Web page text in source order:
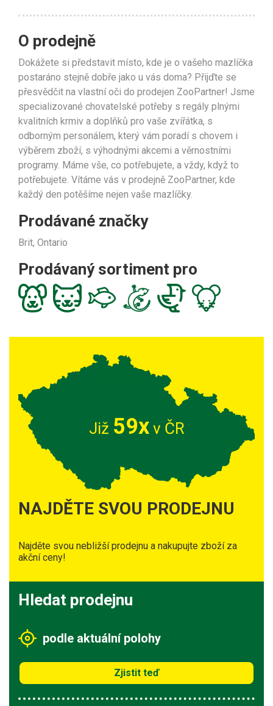
O prodejně
Dokážete si představit místo, kde je o vašeho mazlíčka
postaráno stejně dobře jako u vás doma? Přijďte se
přesvědčit na vlastní oči do prodejen ZooPartner! Jsme
specializované chovatelské potřeby s regály plnými
kvalitních krmiv a doplňků pro vaše zvířátka, s
odborným personálem, který vám poradí s chovem i
výběrem zboží, s výhodnými akcemi a věrnostními
programy. Máme vše, co potřebujete, a vždy, když to
potřebujete. Vítáme vás v prodejně ZooPartner, kde
každý den potěšíme nejen vaše mazlíčky.
Prodávané značky
Brit, Ontario
Prodávaný sortiment pro
Již 59xv ČR
NAJDĚTE SVOU PRODEJNU
Najděte svou nebližší prodejnu a nakupujte zboží za
akční ceny!
Hledat prodejnu
podle aktuální polohy
Zjistit teď